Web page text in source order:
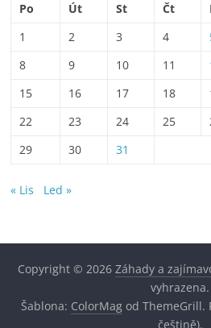
Po
Út St Čt
1
2 3 4
8
9 10 11
15
16 17 18
22
23 24 25
29
30 31
« Lis Led »
Copyright © 2026Záhady a
vyhrazena.
Šablona: ColorMagod ThemeGrill.
češtině).